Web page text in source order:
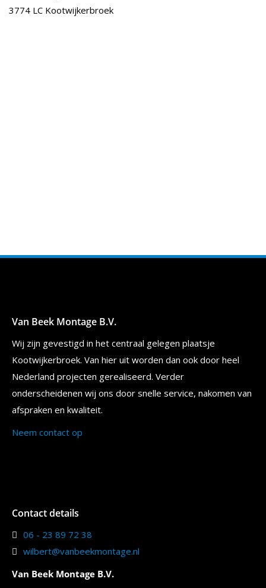
3774 LC Kootwijkerbroek
Van Beek Montage B.V.
Wij zijn gevestigd in het centraal gelegen plaatsje
Kootwijkerbroek. Van hier uit worden dan ook door heel
Nederland projecten gerealiseerd. Verder
onderscheidenen wij ons door snelle service, nakomen van
afspraken en kwaliteit.
Neem contact op
Contact details
06 - 23 89 72 38
wilbert@vanbeekmontage.nl
Van Beek Montage B.V.